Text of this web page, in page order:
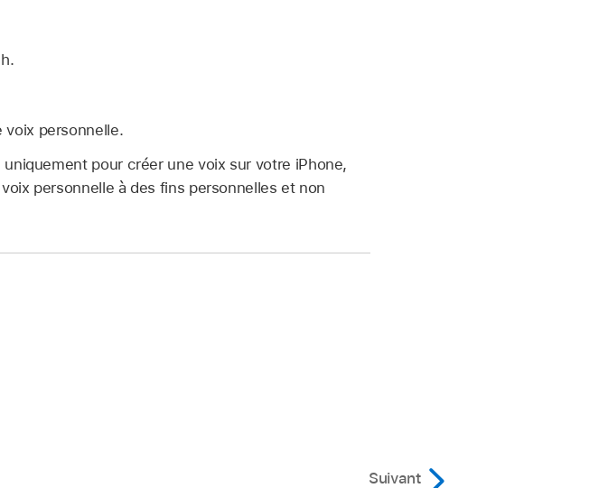
voix personnelle.
pour créer une voix sur votre iPhone,
personnelle à des fins personnelles et non
Suivant